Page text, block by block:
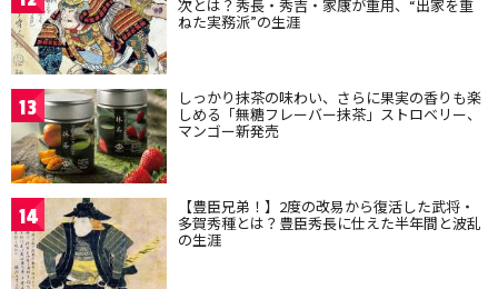
次とは？秀長・秀吉・家康が重用、“出家を重
ねた実務派”の生涯
13 しっかり抹茶の味わい、さらに果実の香りも楽
しめる「無糖フレーバー抹茶」ストロベリー、
マンゴー新発売
14 【豊臣兄弟！】2度の改易から復活した武将・
多賀秀種とは？豊臣秀長に仕えた半年間と波乱
の生涯